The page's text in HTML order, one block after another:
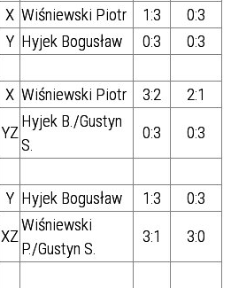
X Wiśniewski Piotr 1:3
0:3
Y Hyjek Bogusław 0:3 0:3
X Wiśniewski Piotr 3:2
2:1
YZ
Hyjek B./Gustyn
S.
0:3 0:3
Y Hyjek Bogusław 1:3
0:3
XZ
Wiśniewski
P./Gustyn S.
3:1 3:0